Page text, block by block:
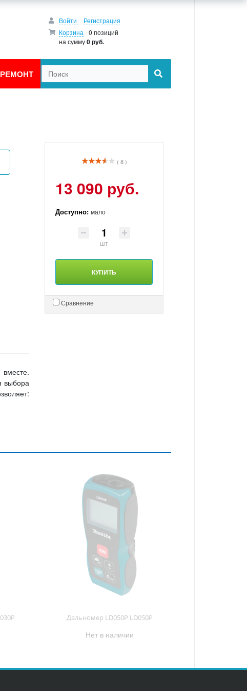
Войти
Регистрация
Корзина
0 позиций
на сумму0 руб.
РЕМОНТ
( 8 )
13 090 руб.
Доступно: мало
шт
КУПИТЬ
Сравнение
вместе.
выбора
Дальномер LD050P LD050P
Нет в наличии